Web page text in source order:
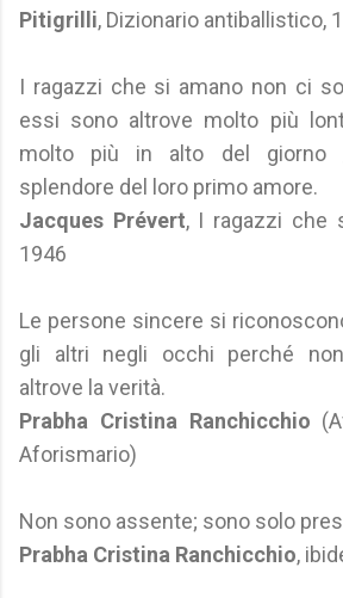
Pitigrilli, Dizionario antiballistico,
I ragazzi che si amano non ci
essi sono altrove molto più
molto più in alto del giorno /
splendore del loro primo amore.
Jacques Prévert, I ragazzi che
1946
Le persone sincere si
gli altri negli occhi perché
altrove la verità.
Prabha Cristina Ranchicchio
Aforismario)
Non sono assente; sono solo
Prabha Cristina Ranchicchio,